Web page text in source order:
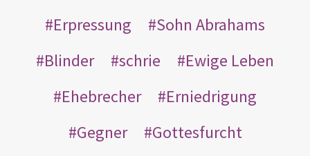
Erpressung
Sohn Abrahams
Blinder
schrie
Ewige Leben
Ehebrecher
Erniedrigung
Gegner
Gottesfurcht